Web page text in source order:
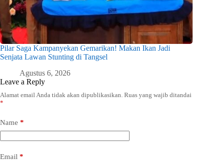
Pilar Saga Kampanyekan Gemarikan! Makan Ikan Jadi
Senjata Lawan Stunting di Tangsel
Agustus 6, 2026
Leave a Reply
Alamat email Anda tidak akan dipublikasikan. Ruas yang wajib ditandai
*
Name *
Email *